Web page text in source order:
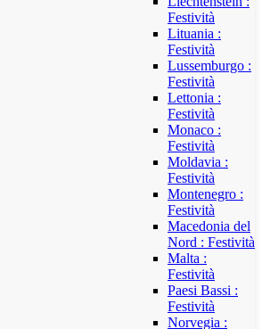
Festività
Lituania :
Festività
Lussemburgo :
Festività
Lettonia :
Festività
Monaco :
Festività
Moldavia :
Festività
Montenegro :
Festività
Macedonia del
Nord : Festività
Malta :
Festività
Paesi Bassi :
Festività
Norvegia :